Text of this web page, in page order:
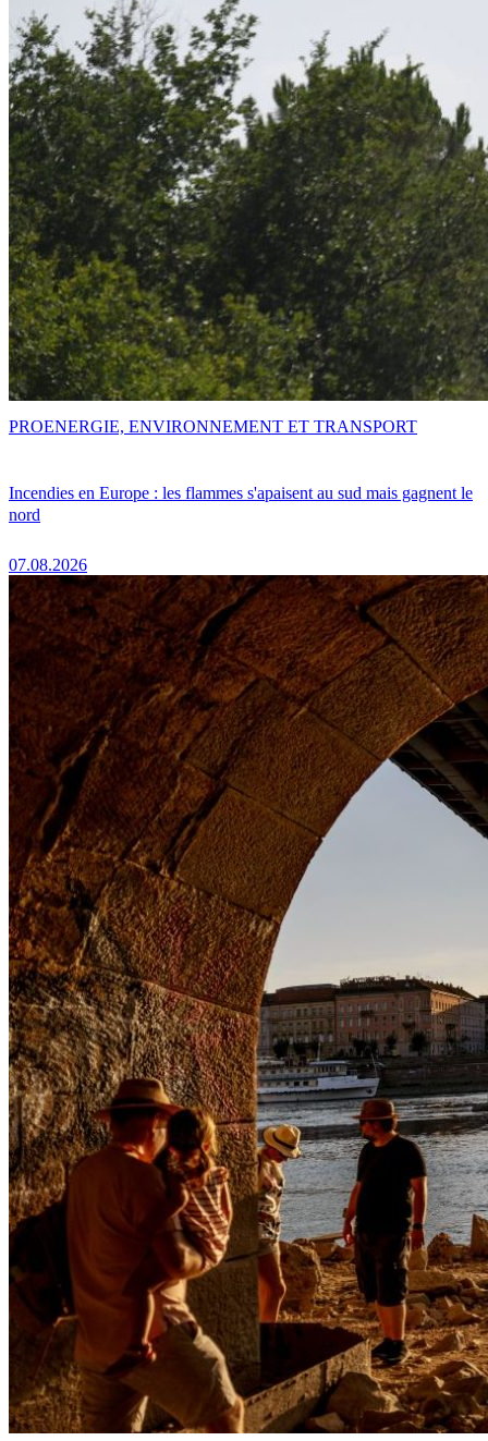
Incendies en Europe : les flammes s'apaisent au sud mais gagnent le
nord
07.08.2026
PROENERGIE, ENVIRONNEMENT ET TRANSPORT